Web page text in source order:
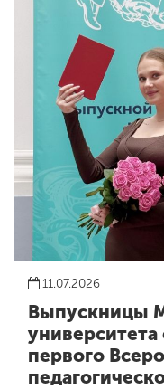
11.07.2026
Выпускницы
университета
первого